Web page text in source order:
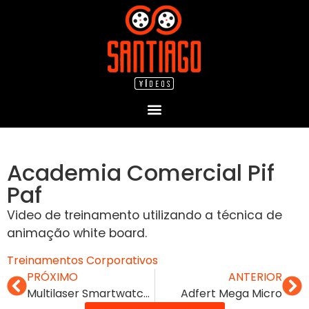
Academia Comercial Pif
Paf
Video de treinamento utilizando a técnica de
animação white board.
Treinamentos Corporativos
PRÓXIMO
Multilaser Smartwatch Senior
ANTERIOR
Adfert Mega Micro